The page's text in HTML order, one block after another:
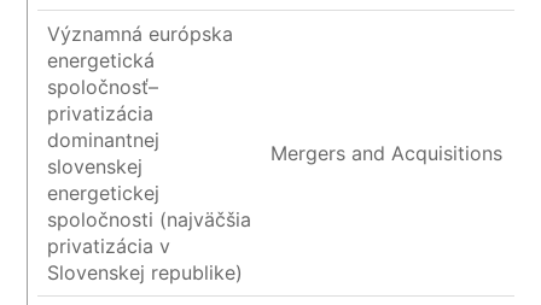
Významná európska
energetická
spoločnosť–
privatizácia
dominantnej
slovenskej
energetickej
spoločnosti (najväčšia
privatizácia v
Slovenskej republike)
Mergers and Acquisitions